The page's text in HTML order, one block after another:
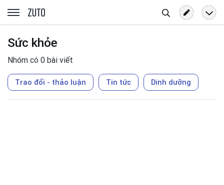
zuto.vn
kiếm
Sức khỏe
Nhóm có 0 bài viết
Trao đổi - thảo luận Tin tức Dinh dưỡng